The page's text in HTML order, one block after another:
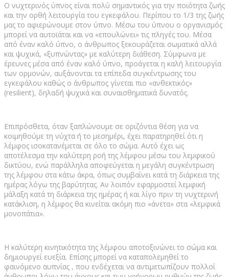
Ο νυχτερινός ύπνος είναι πολύ σημαντικός για την ποιότητα ζωής
και την ορθή λειτουργία του εγκεφάλου. Περίπου το 1/3 της ζωής
μας το αφιερώνουμε στον ύπνο. Μέσω του ύπνου ο οργανισμός
μπορεί να αυτοϊάται και να «επουλώνει» τις πληγές του. Μέσα
από έναν καλό ύπνο, ο άνθρωπος ξεκουράζεται σωματικά αλλά
και ψυχικά, «ξυπνώντας» με καλύτερη διάθεση. Σύμφωνα με
έρευνες μέσα από έναν καλό ύπνο, προάγεται η καλή λειτουργία
των ορμονών, αυξάνονται τα επίπεδα συγκέντρωσης του
εγκεφάλου καθώς ο άνθρωπος γίνεται πιο «ανθεκτικός»
(resilient), δηλαδή ψυχικά και συναισθηματικά δυνατός.
Επιπρόσθετα, όταν ξαπλώνουμε σε οριζόντια θέση για να
κοιμηθούμε τη νύχτα ή το μεσημέρι, έχει παρατηρηθεί ότι η
λέμφος ισοκατανέμεται σε όλο το σώμα. Αυτό έχει ως
αποτέλεσμα την καλύτερη ροή της λέμφου μέσω του λεμφικού
δικτύου, ενώ παράλληλα αποφεύγεται η μεγάλη συγκέντρωση
της λέμφου στα κάτω άκρα, όπως συμβαίνει κατά τη διάρκεια της
ημέρας λόγω της βαρύτητας. Αν λοιπόν εφαρμοστεί λεμφική
μάλαξη κατά τη διάρκεια της ημέρας ή και λίγο πριν τη νυχτερινή
κατάκλιση, η λέμφος θα κινείται ακόμη πιο «άνετα» στα «λεμφικά
μονοπάτια».
Η καλύτερη κινητικότητα της λέμφου αποτοξινώνει το σώμα και
δημιουργεί ευεξία. Επίσης μπορεί να καταπολεμηθεί το
φαινόμενο αυπνίας , που ενδέχεται να αντιμετωπίζουν πολλοί